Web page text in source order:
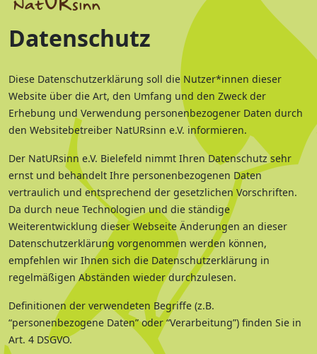
Datenschutz
Diese Datenschutzerklärung soll die Nutzer*innen dieser
Website über die Art, den Umfang und den Zweck der
Erhebung und Verwendung personenbezogener Daten durch
den Websitebetreiber NatURsinn e.V. informieren.
Der NatURsinn e.V. Bielefeld nimmt Ihren Datenschutz sehr
ernst und behandelt Ihre personenbezogenen Daten
vertraulich und entsprechend der gesetzlichen Vorschriften.
Da durch neue Technologien und die ständige
Weiterentwicklung dieser Webseite Änderungen an dieser
Datenschutzerklärung vorgenommen werden können,
empfehlen wir Ihnen sich die Datenschutzerklärung in
regelmäßigen Abständen wieder durchzulesen.
Definitionen der verwendeten Begriffe (z.B.
“personenbezogene Daten” oder “Verarbeitung”) finden Sie in
Art. 4 DSGVO.